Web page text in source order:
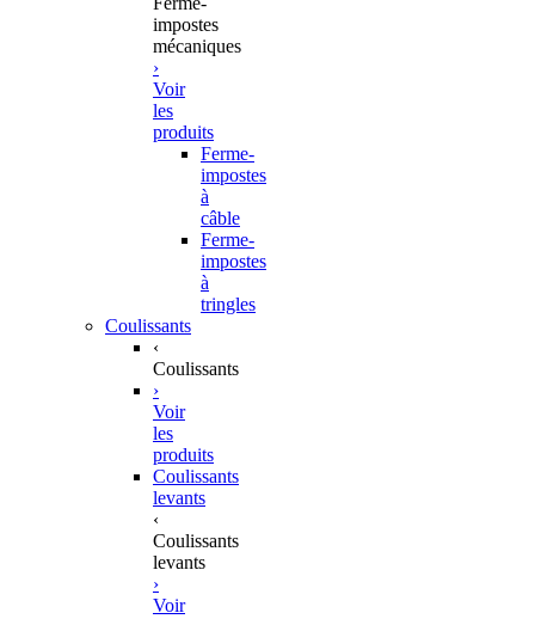
impostes
mécaniques
›
Voir
les
produits
Ferme-
impostes
à
câble
Ferme-
impostes
à
tringles
Coulissants
‹
Coulissants
›
Voir
les
produits
Coulissants
levants
‹
Coulissants
levants
›
Voir